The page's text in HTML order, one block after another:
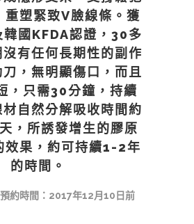
重塑緊致V臉線條。獲
韓國KFDA認證，30多
有任何長期性的副作
，無明顯傷口，而且
，只需30分鐘，持續
自然分解吸收時間約
，所誘發增生的膠原
效果，約可持續1-2年
的時間。
約時間：2017年12月10日前